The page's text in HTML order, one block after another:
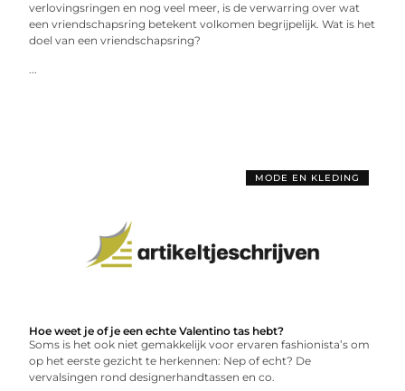
verlovingsringen en nog veel meer, is de verwarring over wat
een vriendschapsring betekent volkomen begrijpelijk. Wat is het
doel van een vriendschapsring?
...
MODE EN KLEDING
Hoe weet je of je een echte Valentino tas hebt?
Soms is het ook niet gemakkelijk voor ervaren fashionista’s om
op het eerste gezicht te herkennen: Nep of echt? De
vervalsingen rond designerhandtassen en co.